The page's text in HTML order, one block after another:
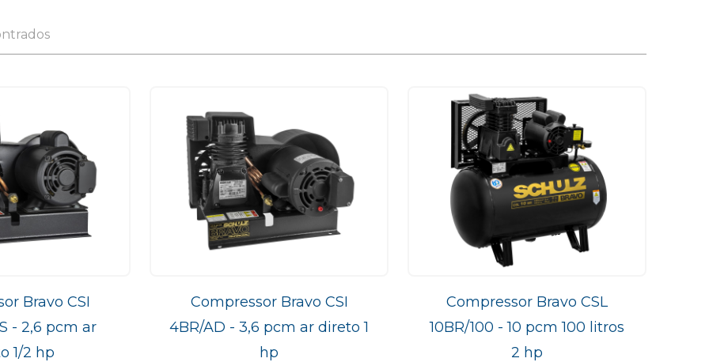
Bravo CSI
- 2,6 pcm ar
1/2 hp
Compressor Bravo CSI
4BR/AD - 3,6 pcm ar direto 1
hp
Compressor Bravo CSL
10BR/100 - 10 pcm 100 litros
2 hp